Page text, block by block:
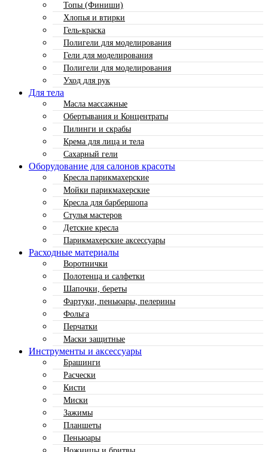
Топы (Финиши)
Хлопья и втирки
Гель-краска
Полигели для моделирования
Гели для моделирования
Полигели для моделирования
Уход для рук
Для тела
Масла массажные
Обертывания и Концентраты
Пилинги и скрабы
Крема для лица и тела
Сахарный гели
Оборудование для салонов красоты
Кресла парикмахерские
Мойки парикмахерские
Кресла для барбершопа
Стулья мастеров
Детские кресла
Парикмахерские аксессуары
Расходные материалы
Воротнички
Полотенца и салфетки
Шапочки, береты
Фартуки, пеньюары, пелерины
Фольга
Перчатки
Маски защитные
Инструменты и аксессуары
Брашинги
Расчески
Кисти
Миски
Зажимы
Планшеты
Пеньюары